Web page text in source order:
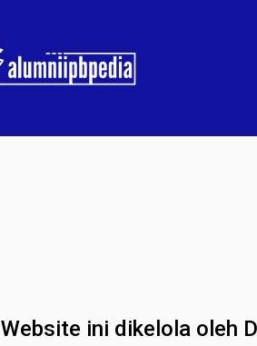
Website ini dikelola oleh